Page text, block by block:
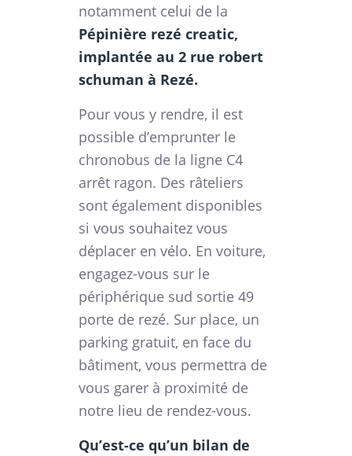
notamment celui de la
Pépinière rezé creatic,
implantée au 2 rue robert
schuman à Rezé.
Pour vous y rendre, il est
possible d’emprunter le
chronobus de la ligne C4
arrêt ragon. Des râteliers
sont également disponibles
si vous souhaitez vous
déplacer en vélo. En voiture,
engagez-vous sur le
périphérique sud sortie 49
porte de rezé. Sur place, un
parking gratuit, en face du
bâtiment, vous permettra de
vous garer à proximité de
notre lieu de rendez-vous.
Qu’est-ce qu’un bilan de